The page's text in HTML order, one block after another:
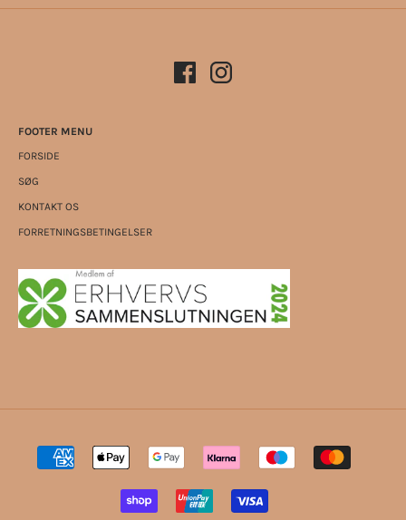
FOOTER MENU
FORSIDE
SØG
KONTAKT OS
FORRETNINGSBETINGELSER